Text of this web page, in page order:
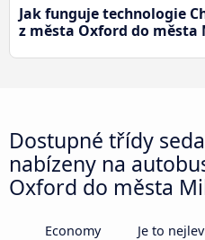
Jak funguje technologie
z města Oxford do města
Dostupné třídy
nabízeny na
Oxford do města
Economy Je to